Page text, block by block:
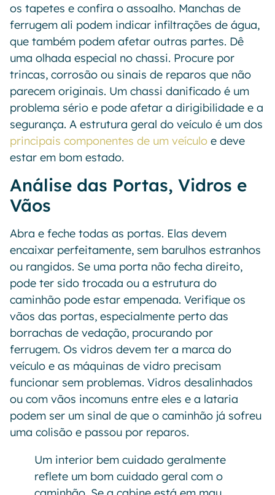
os tapetes e confira o assoalho. Manchas de
ferrugem ali podem indicar infiltrações de água,
que também podem afetar outras partes. Dê
uma olhada especial no chassi. Procure por
trincas, corrosão ou sinais de reparos que não
parecem originais. Um chassi danificado é um
problema sério e pode afetar a dirigibilidade e a
segurança. A estrutura geral do veículo é um dos
principais componentes de um veículo e deve
estar em bom estado.
Análise das Portas, Vidros e
Vãos
Abra e feche todas as portas. Elas devem
encaixar perfeitamente, sem barulhos estranhos
ou rangidos. Se uma porta não fecha direito,
pode ter sido trocada ou a estrutura do
caminhão pode estar empenada. Verifique os
vãos das portas, especialmente perto das
borrachas de vedação, procurando por
ferrugem. Os vidros devem ter a marca do
veículo e as máquinas de vidro precisam
funcionar sem problemas. Vidros desalinhados
ou com vãos incomuns entre eles e a lataria
podem ser um sinal de que o caminhão já sofreu
uma colisão e passou por reparos.
Um interior bem cuidado geralmente
reflete um bom cuidado geral com o